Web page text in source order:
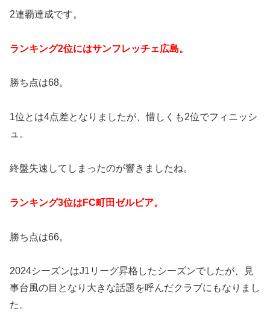
2連覇達成です。
ランキング2位にはサンフレッチェ広島。
勝ち点は68。
1位とは4点差となりましたが、惜しくも2位でフィニッシ
ュ。
終盤失速してしまったのが響きましたね。
ランキング3位はFC町田ゼルビア。
勝ち点は66。
2024シーズンはJ1リーグ昇格したシーズンでしたが、見
事台風の目となり大きな話題を呼んだクラブにもなりまし
た。